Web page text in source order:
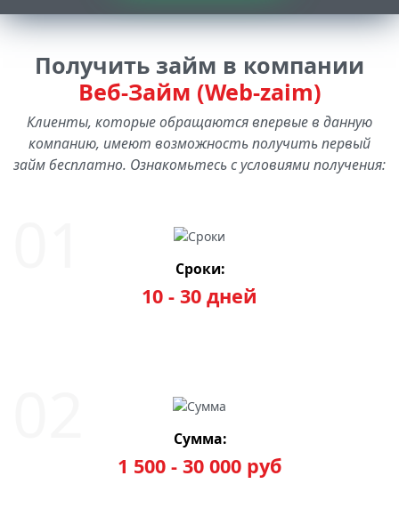
Получить займ в компании
Веб-Займ (Web-zaim)
Клиенты, которые обращаются впервые в данную
компанию, имеют возможность получить первый
займ бесплатно. Ознакомьтесь с условиями получения:
Сроки:
10 - 30 дней
Сумма:
1 500 - 30 000 руб